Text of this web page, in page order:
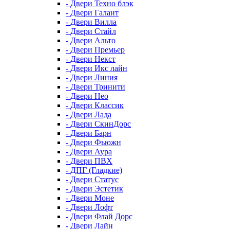
- Двери Техно блэк
- Двери Галант
- Двери Вилла
- Двери Стайл
- Двери Альто
- Двери Премьер
- Двери Некст
- Двери Икс лайн
- Двери Линия
- Двери Тринити
- Двери Нео
- Двери Классик
- Двери Лада
- Двери СкинДорс
- Двери Барн
- Двери Фьюжн
- Двери Аура
- Двери ПВХ
- ДПГ (Гладкие)
- Двери Статус
- Двери Эстетик
- Двери Моне
- Двери Лофт
- Двери Флай Дорс
- Двери Лайн